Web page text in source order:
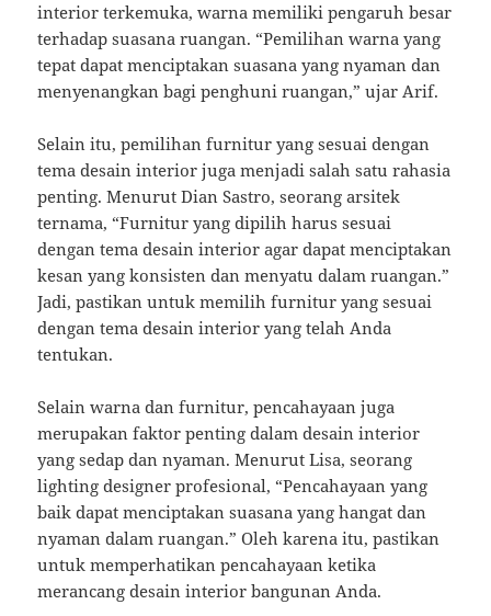
interior terkemuka, warna memiliki pengaruh besar
terhadap suasana ruangan. “Pemilihan warna yang
tepat dapat menciptakan suasana yang nyaman dan
menyenangkan bagi penghuni ruangan,” ujar Arif.
Selain itu, pemilihan furnitur yang sesuai dengan
tema desain interior juga menjadi salah satu rahasia
penting. Menurut Dian Sastro, seorang arsitek
ternama, “Furnitur yang dipilih harus sesuai
dengan tema desain interior agar dapat menciptakan
kesan yang konsisten dan menyatu dalam ruangan.”
Jadi, pastikan untuk memilih furnitur yang sesuai
dengan tema desain interior yang telah Anda
tentukan.
Selain warna dan furnitur, pencahayaan juga
merupakan faktor penting dalam desain interior
yang sedap dan nyaman. Menurut Lisa, seorang
lighting designer profesional, “Pencahayaan yang
baik dapat menciptakan suasana yang hangat dan
nyaman dalam ruangan.” Oleh karena itu, pastikan
untuk memperhatikan pencahayaan ketika
merancang desain interior bangunan Anda.